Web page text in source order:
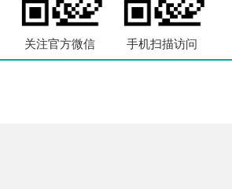
关注官方微信 手机扫描访问